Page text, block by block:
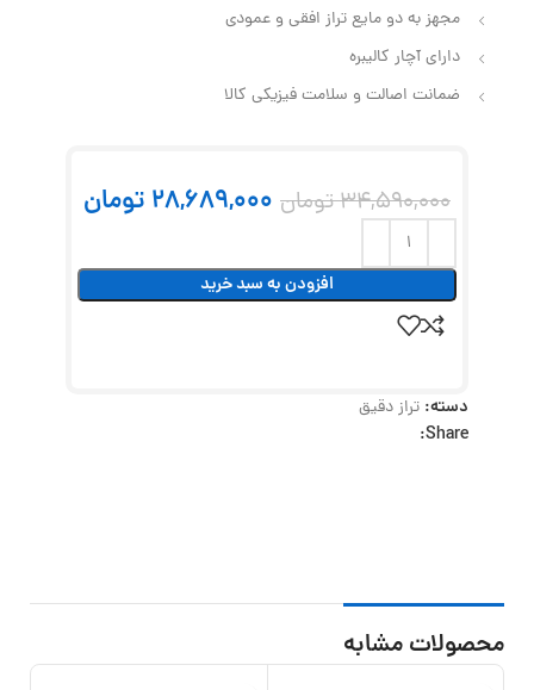
مجهز به دو مایع تراز افقی و عمودی
دارای آچار کالیبره
ضمانت اصالت و سلامت فیزیکی کالا
34,590,000تومان 28,689,000 تومان
افزودن به سبد خرید
دسته: تراز دقیق
Share:
محصولات مشابه